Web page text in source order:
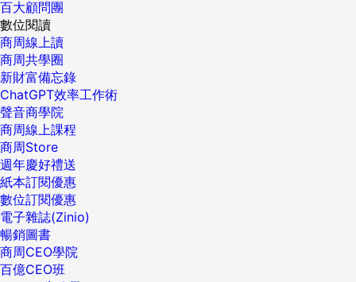
百大顧問團
數位閱讀
商周線上讀
商周共學圈
新財富備忘錄
ChatGPT效率工作術
聲音商學院
商周線上課程
商周Store
週年慶好禮送
紙本訂閱優惠
數位訂閱優惠
電子雜誌(Zinio)
暢銷圖書
商周CEO學院
百億CEO班